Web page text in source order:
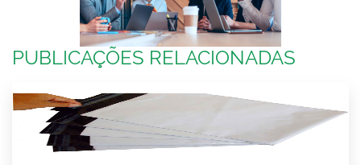
PUBLICAÇÕES RELACIONADAS